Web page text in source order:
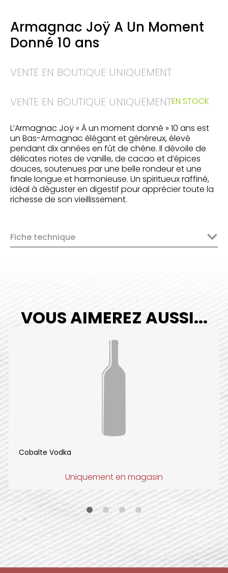
Armagnac Joÿ A Un Moment
Donné 10 ans
VENTE EN BOUTIQUE UNIQUEMENT
VENTE EN BOUTIQUE UNIQUEMENTEN STOCK
L’Armagnac Joÿ « À un moment donné » 10 ans est
un Bas-Armagnac élégant et généreux, élevé
pendant dix années en fût de chêne. Il dévoile de
délicates notes de vanille, de cacao et d’épices
douces, soutenues par une belle rondeur et une
finale longue et harmonieuse. Un spiritueux raffiné,
idéal à déguster en digestif pour apprécier toute la
richesse de son vieillissement.
Fiche technique
VOUS AIMEREZ AUSSI...
Cobalte Vodka
Uniquement en magasin